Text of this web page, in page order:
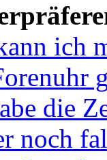
ich
die
noch